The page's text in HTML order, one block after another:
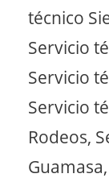
técnico
Servicio
Servicio
Servicio
Rodeos,